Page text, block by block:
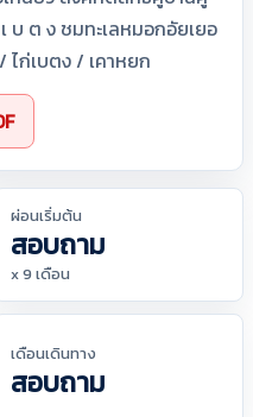
บ ต ง ชมทะเลหมอกอัยเยอ
ไก่เบตง / เคาหยก
ผ่อนเริ่มต้น
สอบถาม
x 9 เดือน
เดือนเดินทาง
สอบถาม